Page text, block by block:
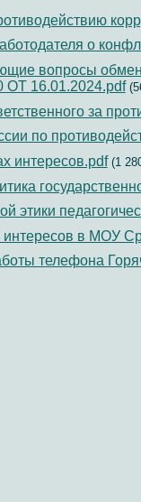
о
вопросы
16.01.2024.pdf
за
по
интересов.pdf (1
этики
в МОУ
телефона